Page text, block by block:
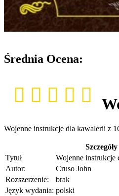
Średnia Ocena:
Wojenne instrukcje dla kawalerii z
Szczegóły
Tytuł
Wojenne instrukcje
Autor:
Cruso John
Rozszerzenie:
brak
Język wydania: polski